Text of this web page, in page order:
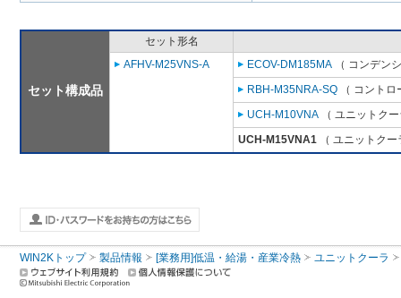
セット構成品
セット形名
AFHV-M25VNS-A
ECOV-DM185MA （ コンデン
RBH-M35NRA-SQ （ コント
UCH-M10VNA （ ユニットク
UCH-M15VNA1 （ ユニットク
WIN2Kトップ 製品情報 [業務用]低温・給湯・産業冷熱 ユニットクーラ